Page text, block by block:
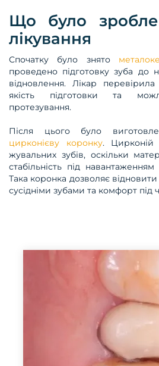
Що було
лікування
Спочатку було знято
проведено підготовку зуба до
відновлення. Лікар
якість підготовки та
протезування.
Після цього було
цирконієву коронку. Цирконій
жувальних зубів, оскільки
стабільність під
Така коронка дозволяє
сусідніми зубами та комфорт під